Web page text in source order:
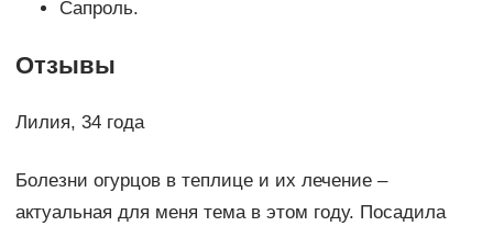
Сапроль.
Отзывы
Лилия, 34 года
Болезни огурцов в теплице и их лечение –
актуальная для меня тема в этом году. Посадила